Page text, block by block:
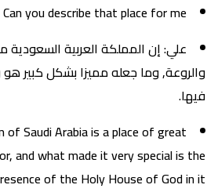
you describe that place for me?
علي: إن المملكة العربية
والروعة, وما جعله مميزا بشكل كبير هو
فيها.
of Saudi Arabia is a place of great
and what made it very special is the
of the Holy House of God in it.